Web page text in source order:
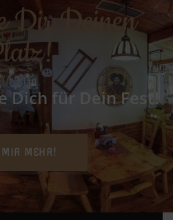
Dir Deinen
Dich für Dein Fest!
MEHR!